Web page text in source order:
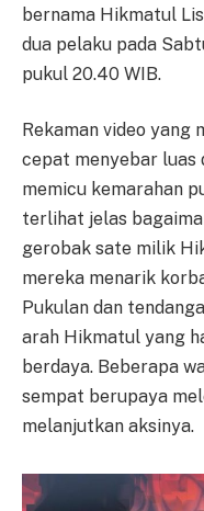
bernama Hikmatul
dua pelaku pada
pukul 20.40 WIB.
Rekaman video yang
cepat menyebar luas
memicu kemarahan
terlihat jelas
gerobak sate milik
mereka menarik
Pukulan dan
arah Hikmatul yang
berdaya. Beberapa
sempat berupaya
melanjutkan aksinya.